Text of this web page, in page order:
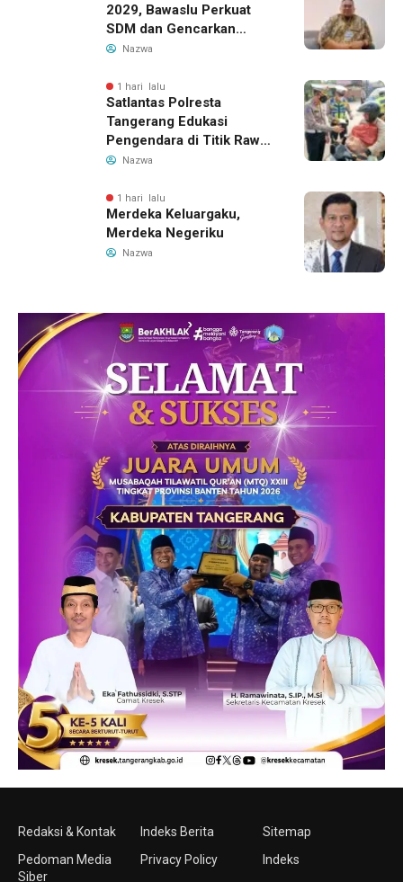
2029, Bawaslu Perkuat
SDM dan Gencarkan
Pendidikan Demokrasi
Nazwa
1 hari lalu
Satlantas Polresta
Tangerang Edukasi
Pengendara di Titik Rawan
Kecelakaan Lewat
Nazwa
1 hari lalu
Merdeka Keluargaku,
Merdeka Negeriku
Nazwa
Redaksi & Kontak
Pedoman Media
Siber
Indeks Berita
Privacy Policy
Sitemap
Indeks